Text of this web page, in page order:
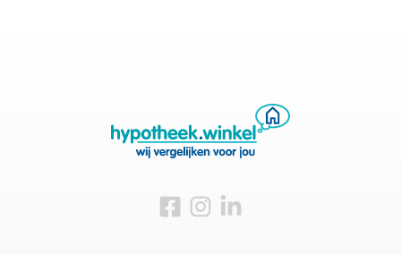
Bezoek ons op Facebook
Bezoek ons op Instagram
Bezoek ons op Linkedin